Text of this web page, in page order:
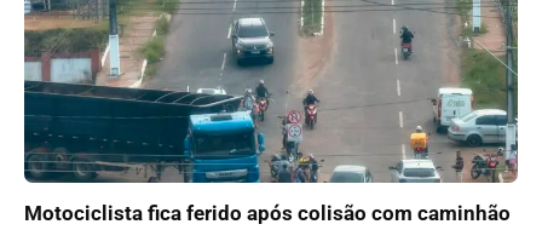
Motociclista fica ferido após colisão com caminhão